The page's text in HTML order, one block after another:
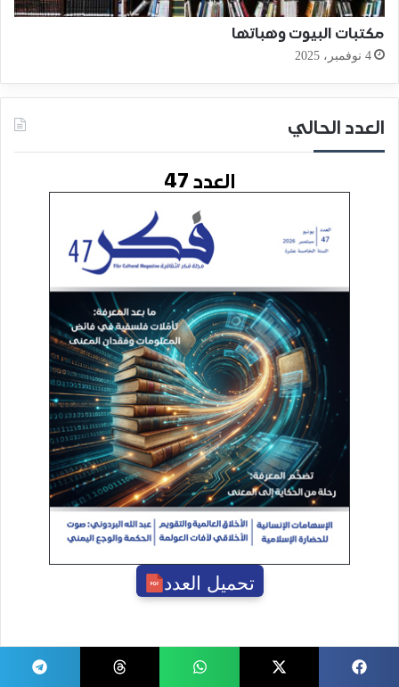
مكتبات البيوت وهباتها
4 نوفمبر، 2025
العدد الحالي
العدد 47
تحميل العدد